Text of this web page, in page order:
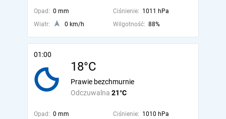
Opad: 0 mm Ciśnienie: 1011 hPa
Wiatr:
0 km/h Wilgotność: 88%
01:00
18°C
Odczuwalna 21°C
Prawie bezchmurnie
Opad: 0 mm Ciśnienie: 1010 hPa